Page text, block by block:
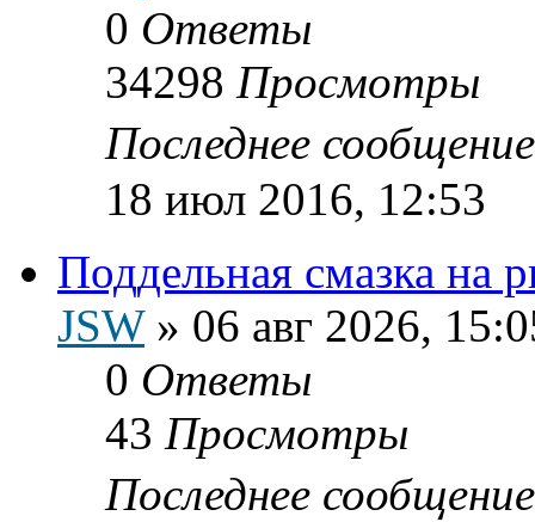
0 Ответы
34298 Просмотры
Последнее
18 июл 2016, 12:53
Поддельная смазка на
JSW» 06 авг 2026,
0 Ответы
43 Просмотры
Последнее